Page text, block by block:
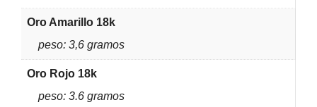
Oro Amarillo 18k
peso: 3,6 gramos
Oro Rojo 18k
peso: 3.6 gramos